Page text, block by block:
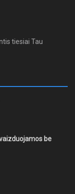
tiesiai Tau
be